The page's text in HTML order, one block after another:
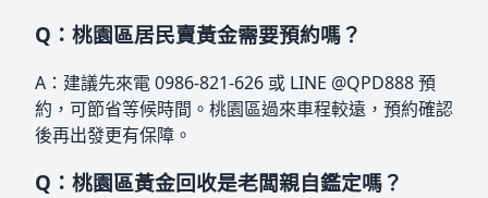
Q：桃園區居民賣黃金需要預約嗎？
A：建議先來電 0986-821-626 或 LINE @QPD888 預
約，可節省等候時間。桃園區過來車程較遠，預約確認
後再出發更有保障。
Q：桃園區黃金回收是老闆親自鑑定嗎？